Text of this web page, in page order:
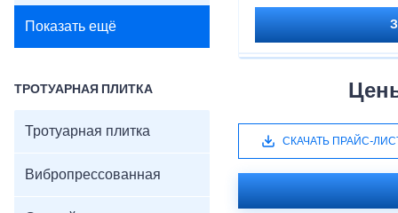
Показать ещё
ТРОТУАРНАЯ ПЛИТКА
Тротуарная плитка
Вибропрессованная
СКАЧАТЬ ПРАЙС-